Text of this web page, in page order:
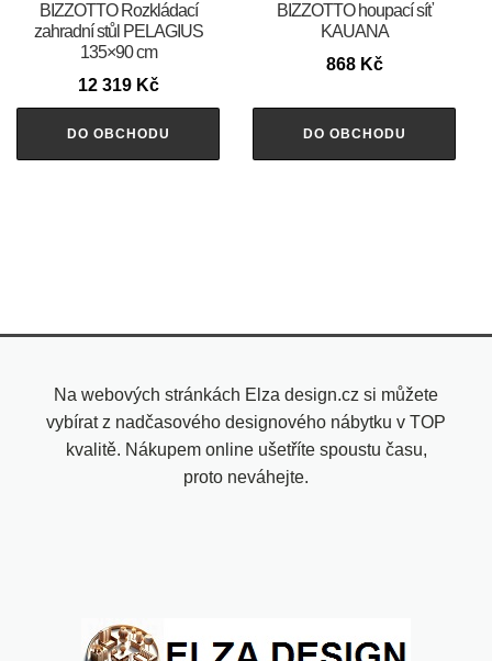
BIZZOTTO Rozkládací
zahradní stůl PELAGIUS
135×90 cm
12 319 Kč
DO OBCHODU
BIZZOTTO houpací síť
KAUANA
868 Kč
DO OBCHODU
Na webových stránkách Elza design.cz si můžete
vybírat z nadčasového designového nábytku v TOP
kvalitě. Nákupem online ušetříte spoustu času,
proto neváhejte.